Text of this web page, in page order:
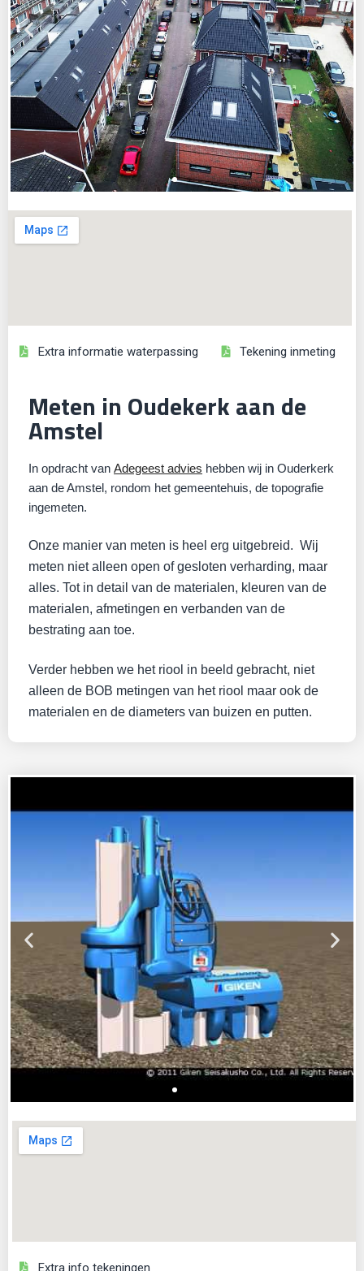
Meten in Oudekerk aan de
Amstel
In opdracht van Adegeest advies hebben wij in Ouderkerk
aan de Amstel, rondom het gemeentehuis, de topografie
ingemeten.
Onze manier van meten is heel erg uitgebreid. Wij
meten niet alleen open of gesloten verharding, maar
alles. Tot in detail van de materialen, kleuren van de
materialen, afmetingen en verbanden van de
bestrating aan toe.
Verder hebben we het riool in beeld gebracht, niet
alleen de BOB metingen van het riool maar ook de
materialen en de diameters van buizen en putten.
Extra informatie waterpassing Tekening inmeting
Extra info tekeningen